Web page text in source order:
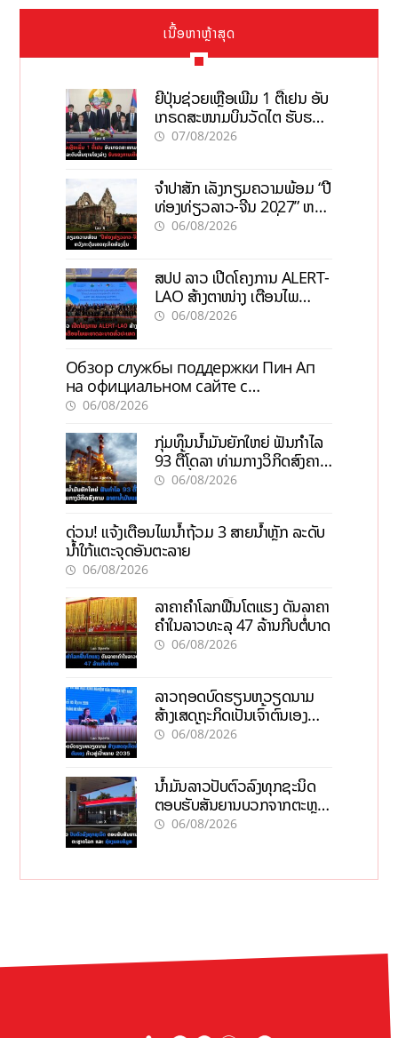
ເນື້ອຫາຫຼ້າສຸດ
ຍີ່ປຸ່ນຊ່ວຍເຫຼືອເພີ່ມ 1 ຕື້ເຢນ ອັບ
ເກຣດສະໜາມບິນວັດໄຕ ຮັບຮອງ
ການເຕີບໂຕ
07/08/2026
ຈຳປາສັກ ເລັ່ງກຽມຄວາມພ້ອມ “ປີ
ທ່ອງທ່ຽວລາວ-ຈີນ 2027” ຫວັງ
ກະຕຸ້ນເສດຖະກິດທ້ອງຖິ່ນ
06/08/2026
ສປປ ລາວ ເປີດໂຄງການ ALERT-
LAO ສ້າງຕາໜ່າງ ເຕືອນໄພ
ພະຍາດລະບາດທົ່ວປະເທດ
06/08/2026
Обзор службы поддержки Пин Ап
на официальном сайте с
актуальной информацией
06/08/2026
ກຸ່ມທຶນນ້ຳມັນຍັກໃຫຍ່ ຟັນກຳໄລ
93 ຕື້ໂດລາ ທ່າມກາງວິກິດສົງຄາມ
ລາຄານໍ້າມັນແພງ
06/08/2026
ດ່ວນ! ແຈ້ງເຕືອນໄພນໍ້າຖ້ວມ 3 ສາຍນໍ້າຫຼັກ ລະດັບ
ນໍ້າໃກ້ແຕະຈຸດອັນຕະລາຍ
06/08/2026
ລາຄາຄຳໂລກຟື້ນໂຕແຮງ ດັນລາຄາ
ຄຳໃນລາວທະລຸ 47 ລ້ານກີບຕໍ່ບາດ
06/08/2026
ລາວຖອດບົດຮຽນຫວຽດນາມ
ສ້າງເສດຖະກິດເປັນເຈົ້າຕົນເອງ
ກ້າວສູ່ເປົ້າໝາຍ 2035
06/08/2026
ນໍ້າມັນລາວປັບຕົວລົງທຸກຊະນິດ
ຕອບຮັບສັນຍານບວກຈາກຕະຫຼາດ
ໂລກ ແລະ ຊ່ອງແຄບຮໍມູສ
06/08/2026